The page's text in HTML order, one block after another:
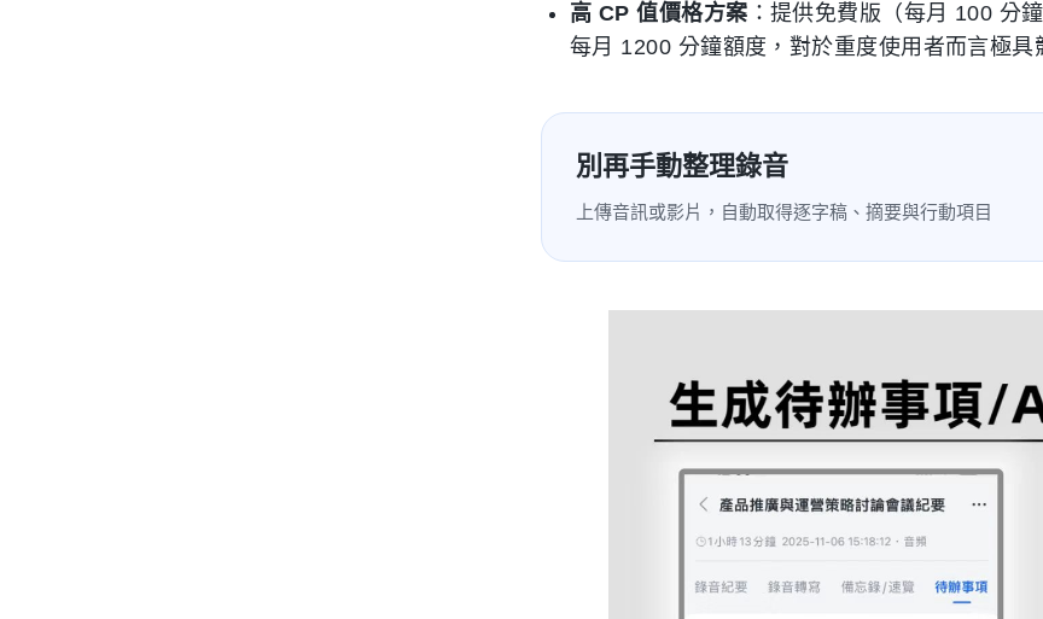
高 CP 值價格方案 ：提供免費版（每月 100 分
每月 1200 分鐘額度，對於重度使用者而言極具
別再手動整理錄音
上傳音訊或影片，自動取得逐字稿、摘要與行動項目